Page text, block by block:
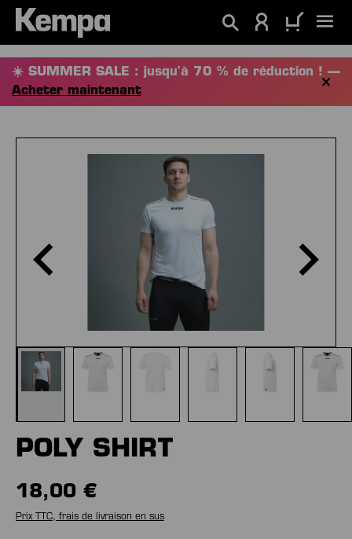
principal
☀️ SUMMER SALE : jusqu'à 70 % de réduction ! —
Acheter maintenant
POLY SHIRT
18,00 €
Prix TTC, frais de livraison en sus